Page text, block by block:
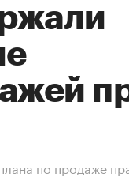
по продаже